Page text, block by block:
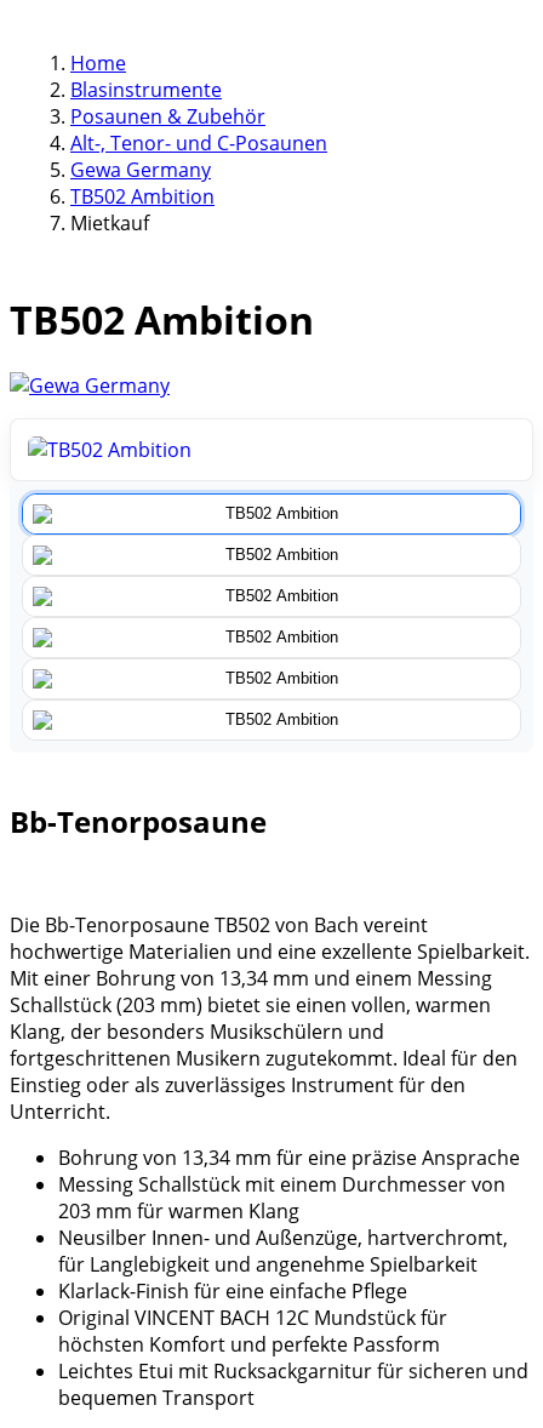
Home
Blasinstrumente
Posaunen & Zubehör
Alt-, Tenor- und C-Posaunen
Gewa Germany
TB502 Ambition
Mietkauf
TB502 Ambition
Bb-Tenorposaune
Die Bb-Tenorposaune TB502 von Bach vereint
hochwertige Materialien und eine exzellente Spielbarkeit.
Mit einer Bohrung von 13,34 mm und einem Messing
Schallstück (203 mm) bietet sie einen vollen, warmen
Klang, der besonders Musikschülern und
fortgeschrittenen Musikern zugutekommt. Ideal für den
Einstieg oder als zuverlässiges Instrument für den
Unterricht.
Bohrung von 13,34 mm für eine präzise Ansprache
Messing Schallstück mit einem Durchmesser von
203 mm für warmen Klang
Neusilber Innen- und Außenzüge, hartverchromt,
für Langlebigkeit und angenehme Spielbarkeit
Klarlack-Finish für eine einfache Pflege
Original VINCENT BACH 12C Mundstück für
höchsten Komfort und perfekte Passform
Leichtes Etui mit Rucksackgarnitur für sicheren und
bequemen Transport